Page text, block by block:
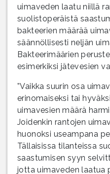
uimaveden laatu niillä
suolistoperäistä
bakteerien määrää
säännöllisesti neljän
Bakteerimäärien
esimerkiksi jätevesien
”Vaikka suurin osa
erinomaiseksi tai
uimavesien määrä
Joidenkin rantojen
huonoksi useampana
Tällaisissa tilanteissa
saastumisen syyn
jotta uimaveden laatua